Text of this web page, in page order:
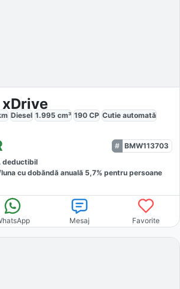
Diesel 1.995 cm³ 190 CP Cutie automată
BMW113703
deductibil
lunacu dobăndă anuală 5,7% pentru persoane
Mesaj Favorite